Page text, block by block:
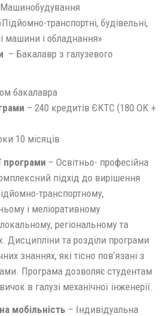
Машинобудування
транспортні, будівельні,
машини і обладнання»
– Бакалавр з галузевого
бакалавра
– 240 кредитів ЄКТС (180 ОК +
10 місяців
програми – Освітньо- професійна
підхід до вирішення
транспортному,
і меліоративному
регіональному та
Дисципліни та розділи програми
знаннях, які тісно пов’язані з
Програма дозволяє студентам
в галузі механічної інженерії.
мобільність – Індивідуальна